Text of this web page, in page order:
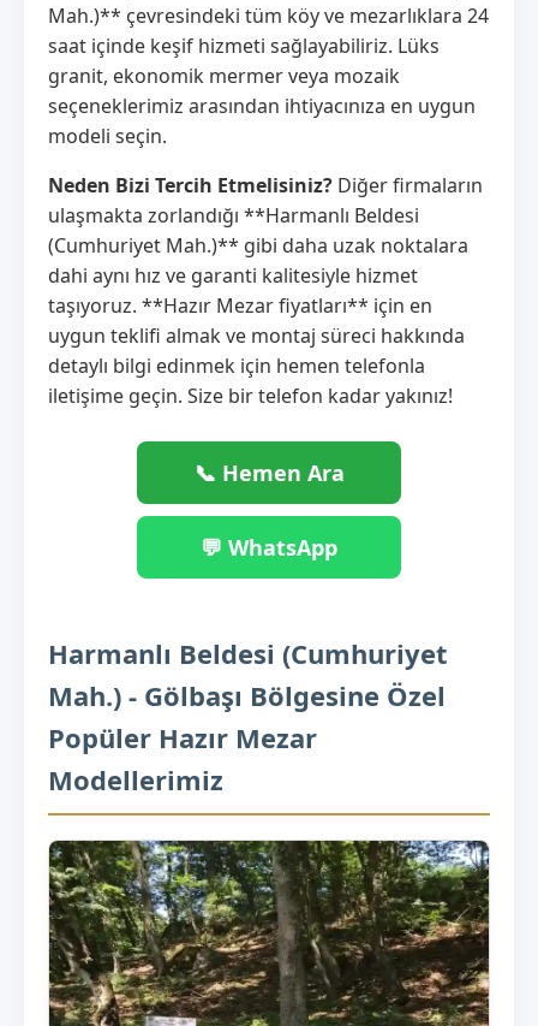
Mah.)** çevresindeki tüm köy ve mezarlıklara 24
saat içinde keşif hizmeti sağlayabiliriz. Lüks
granit, ekonomik mermer veya mozaik
seçeneklerimiz arasından ihtiyacınıza en uygun
modeli seçin.
Neden Bizi Tercih Etmelisiniz? Diğer firmaların
ulaşmakta zorlandığı **Harmanlı Beldesi
(Cumhuriyet Mah.)** gibi daha uzak noktalara
dahi aynı hız ve garanti kalitesiyle hizmet
taşıyoruz. **Hazır Mezar fiyatları** için en
uygun teklifi almak ve montaj süreci hakkında
detaylı bilgi edinmek için hemen telefonla
iletişime geçin. Size bir telefon kadar yakınız!
📞 Hemen Ara
💬 WhatsApp
Harmanlı Beldesi (Cumhuriyet
Mah.) - Gölbaşı Bölgesine Özel
Popüler Hazır Mezar
Modellerimiz